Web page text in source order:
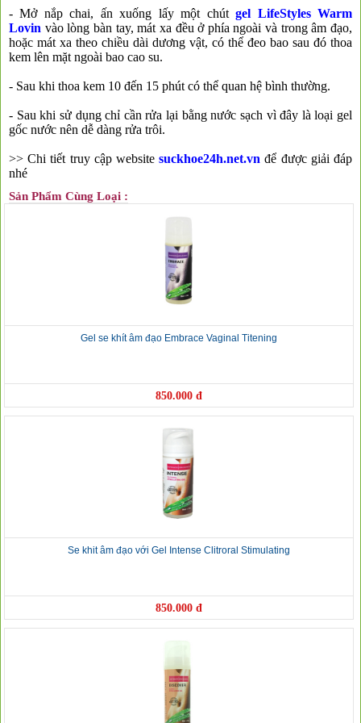
- Mở nắp chai, ấn xuống lấy một chútgel LifeStyles Warm
Lovin vào lòng bàn tay, mát xa đều ở phía ngoài và trong âm đạo,
hoặc mát xa theo chiều dài dương vật, có thể đeo bao sau đó thoa
kem lên mặt ngoài bao cao su.
- Sau khi thoa kem 10 đến 15 phút có thể quan hệ bình thường.
- Sau khi sử dụng chỉ cần rửa lại bằng nước sạch vì đây là loại gel
gốc nước nên dễ dàng rửa trôi.
>> Chi tiết truy cập websitesuckhoe24h.net.vn để được giải đáp
nhé
Sản Phẩm Cùng Loại :
Gel se khít âm đạo Embrace Vaginal Titening
850.000 đ
Se khit âm đạo với Gel Intense Clitroral Stimulating
850.000 đ